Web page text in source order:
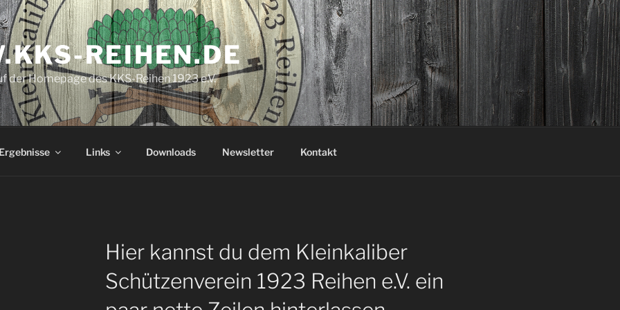
REIHEN.DE
der Homepage des KKS-Reihen 1923 e.V.
Ergebnisse Links Downloads Newsletter Kontakt
Hier kannst du dem Kleinkaliber
Schützenverein 1923 Reihen e.V. ein